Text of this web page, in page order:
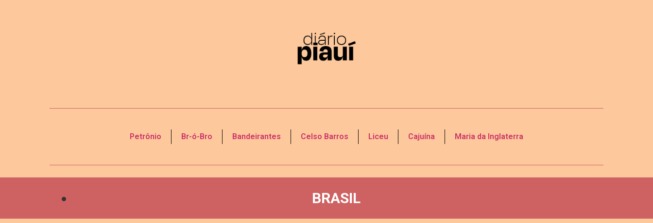
Petrônio Br-ó-Bro Bandeirantes Celso Barros Liceu Cajuína Maria da Inglaterra
BRASIL